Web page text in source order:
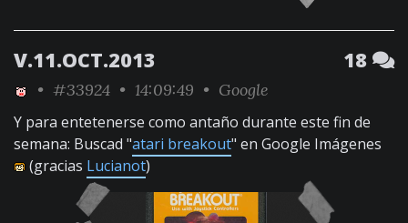
V.11.OCT.2013 18
• #33924 • 14:09:49 • Google
Y para entetenerse como antaño durante este fin de
semana: Buscad "atari breakout" en Google Imágenes
(gracias Lucianot)